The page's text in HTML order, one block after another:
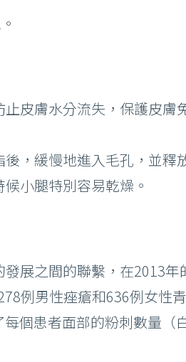
皮膚水分流失，保護皮
，緩慢地進入毛孔，並
小腿特別容易乾燥。
展之間的聯繫，在2013
例男性痤瘡和636例女性
個患者面部的粉刺數量